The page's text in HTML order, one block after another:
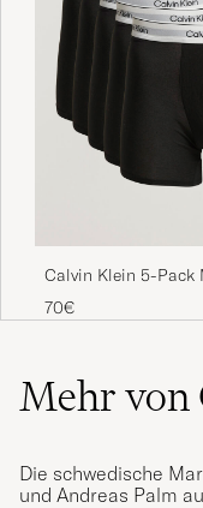
Calvin Klein 5-Pack
Boxer Brief Black
70€
Mehr von
Die schwedische
und Andreas Palm